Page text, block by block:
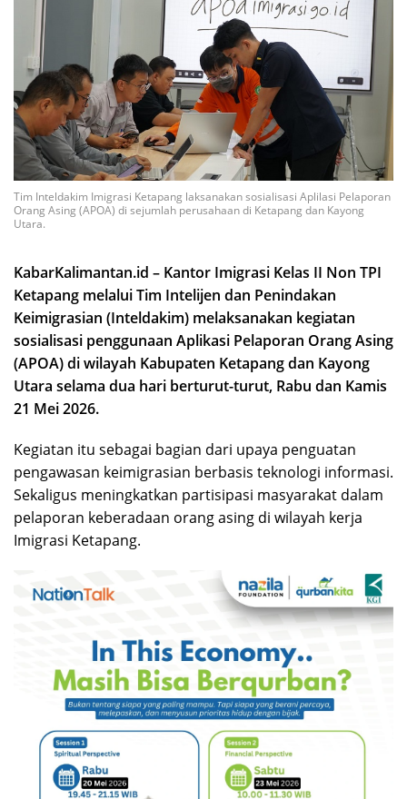
Tim Inteldakim Imigrasi Ketapang laksanakan sosialisasi Aplilasi Pelaporan
Orang Asing (APOA) di sejumlah perusahaan di Ketapang dan Kayong
Utara.
KabarKalimantan.id – Kantor Imigrasi Kelas II Non TPI
Ketapang melalui Tim Intelijen dan Penindakan
Keimigrasian (Inteldakim) melaksanakan kegiatan
sosialisasi penggunaan Aplikasi Pelaporan Orang Asing
(APOA) di wilayah Kabupaten Ketapang dan Kayong
Utara selama dua hari berturut-turut, Rabu dan Kamis
21 Mei 2026.
Kegiatan itu sebagai bagian dari upaya penguatan
pengawasan keimigrasian berbasis teknologi informasi.
Sekaligus meningkatkan partisipasi masyarakat dalam
pelaporan keberadaan orang asing di wilayah kerja
Imigrasi Ketapang.